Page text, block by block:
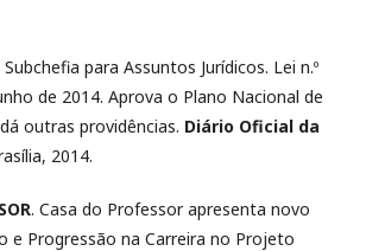
Subchefia para Assuntos Jurídicos. Lei n.º
de 2014. Aprova o Plano Nacional de
outras providências. Diário Oficial da
2014.
. Casa do Professor apresenta novo
e Progressão na Carreira no Projeto